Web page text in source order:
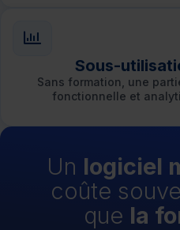
Sous-
Sans formation, une
fonctionnelle et
Un logiciel
coûte
que la